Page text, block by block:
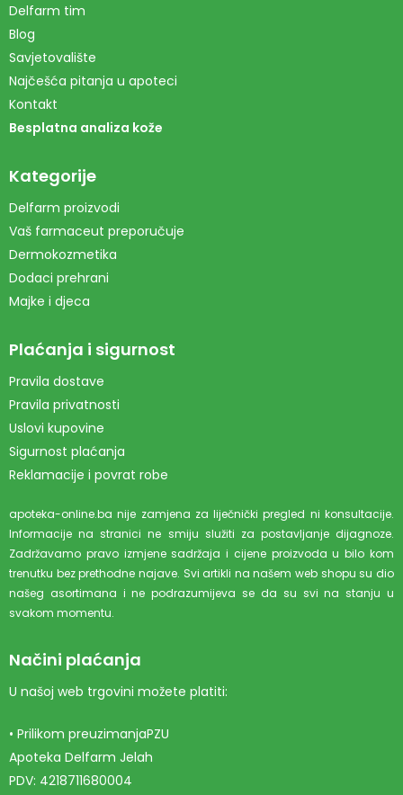
Delfarm tim
Blog
Savjetovalište
Najčešća pitanja u apoteci
Kontakt
Besplatna analiza kože
Kategorije
Delfarm proizvodi
Vaš farmaceut preporučuje
Dermokozmetika
Dodaci prehrani
Majke i djeca
Plaćanja i sigurnost
Pravila dostave
Pravila privatnosti
Uslovi kupovine
Sigurnost plaćanja
Reklamacije i povrat robe
apoteka-online.ba nije zamjena za liječnički pregled ni konsultacije.
Informacije na stranici ne smiju služiti za postavljanje dijagnoze.
Zadržavamo pravo izmjene sadržaja i cijene proizvoda u bilo kom
trenutku bez prethodne najave. Svi artikli na našem web shopu su dio
našeg asortimana i ne podrazumijeva se da su svi na stanju u
svakom momentu.
Načini plaćanja
U našoj web trgovini možete platiti:
• Prilikom preuzimanjaPZU
Apoteka Delfarm Jelah
PDV: 4218711680004